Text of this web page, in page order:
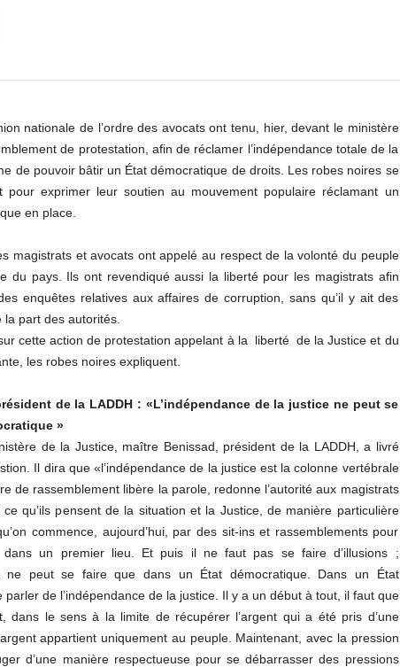
nationale de l’ordre des avocats ont tenu, hier, devant le ministère
de protestation, afin de réclamer l’indépendance totale de la
de pouvoir bâtir un État démocratique de droits. Les robes noires se
pour exprimer leur soutien au mouvement populaire réclamant un
en place.
magistrats et avocats ont appelé au respect de la volonté du peuple
du pays. Ils ont revendiqué aussi la liberté pour les magistrats afin
enquêtes relatives aux affaires de corruption, sans qu’il y ait des
part des autorités.
cette action de protestation appelant à la liberté de la Justice et du
les robes noires expliquent.
de la LADDH : «L’indépendance de la justice ne peut se
»
de la Justice, maître Benissad, président de la LADDH, a livré
Il dira que «l’indépendance de la justice est la colonne vertébrale
de rassemblement libère la parole, redonne l’autorité aux magistrats
ce qu’ils pensent de la situation et la Justice, de manière particulière
commence, aujourd’hui, par des sit-ins et rassemblements pour
un premier lieu. Et puis il ne faut pas se faire d’illusions ;
ne peut se faire que dans un État démocratique. Dans un État
de l’indépendance de la justice. Il y a un début à tout, il faut que
dans le sens à la limite de récupérer l’argent qui a été pris d’une
appartient uniquement au peuple. Maintenant, avec la pression
d’une manière respectueuse pour se débarrasser des pressions